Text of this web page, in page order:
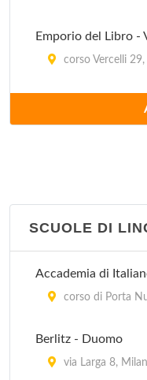
Emporio del Libro -
corso Vercelli
Feltrinelli Libri -
via Alessandro
Feltrinelli Libri e
Hoepli
La Libreria Militare
SCUOLE DI
Accademia di
corso di Porta
Berlitz - Duomo
via Larga 8,